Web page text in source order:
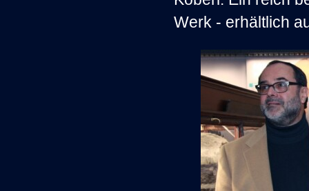
Werk - erhältlich